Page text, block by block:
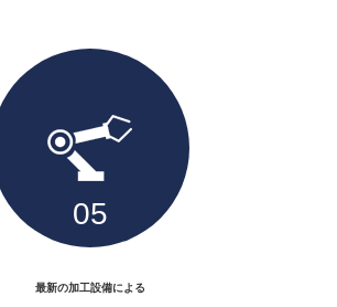
最新の加工設備による